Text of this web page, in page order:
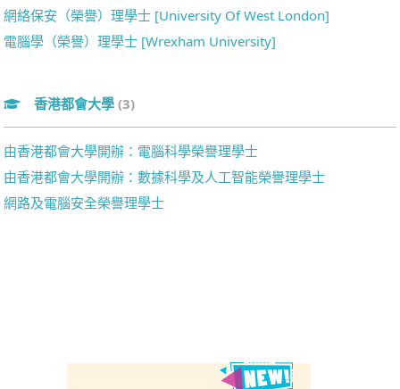
網絡保安（榮譽）理學士 [University Of West London]
電腦學（榮譽）理學士 [Wrexham University]
香港都會大學 (3)
由香港都會大學開辦：電腦科學榮譽理學士
由香港都會大學開辦：數據科學及人工智能榮譽理學士
網路及電腦安全榮譽理學士